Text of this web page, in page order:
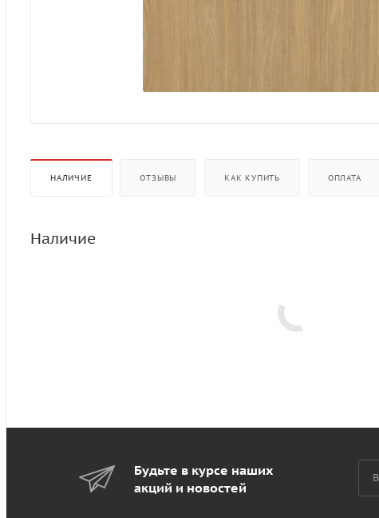
НАЛИЧИЕ ОТЗЫВЫ КАК КУПИТЬ ОПЛАТА
Наличие
Будьте в курсе наших
акций и новостей